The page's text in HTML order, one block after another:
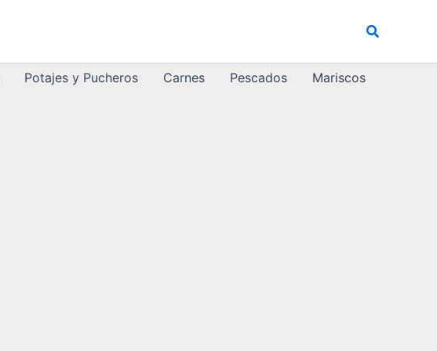
Buscar
Potajes y Pucheros Carnes Pescados
Mariscos